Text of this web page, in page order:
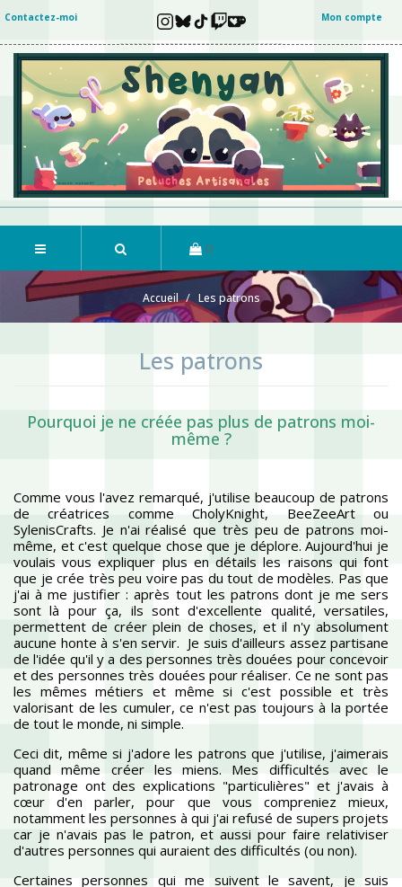
Contactez-moi Mon compte
0
Accueil Les patrons
Les patrons
Pourquoi je ne créée pas plus de patrons moi-
même ?
Comme vous l'avez remarqué, j'utilise beaucoup de patrons
de créatrices comme CholyKnight, BeeZeeArt ou
SylenisCrafts. Je n'ai réalisé que très peu de patrons moi-
même, et c'est quelque chose que je déplore. Aujourd'hui je
voulais vous expliquer plus en détails les raisons qui font
que je crée très peu voire pas du tout de modèles. Pas que
j'ai à me justifier : après tout les patrons dont je me sers
sont là pour ça, ils sont d'excellente qualité, versatiles,
permettent de créer plein de choses, et il n'y absolument
aucune honte à s'en servir. Je suis d'ailleurs assez partisane
de l'idée qu'il y a des personnes très douées pour concevoir
et des personnes très douées pour réaliser. Ce ne sont pas
les mêmes métiers et même si c'est possible et très
valorisant de les cumuler, ce n'est pas toujours à la portée
de tout le monde, ni simple.
Ceci dit, même si j'adore les patrons que j'utilise, j'aimerais
quand même créer les miens. Mes difficultés avec le
patronage ont des explications "particulières" et j'avais à
cœur d'en parler, pour que vous compreniez mieux,
notamment les personnes à qui j'ai refusé de supers projets
car je n'avais pas le patron, et aussi pour faire relativiser
d'autres personnes qui auraient des difficultés (ou non).
Certaines personnes qui me suivent le savent, je suis